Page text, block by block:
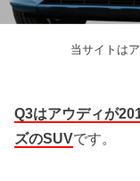
当サイトは
Q3はアウディが
ズのSUVです。